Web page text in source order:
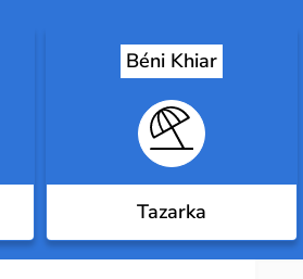
Béni Khiar
Tazarka